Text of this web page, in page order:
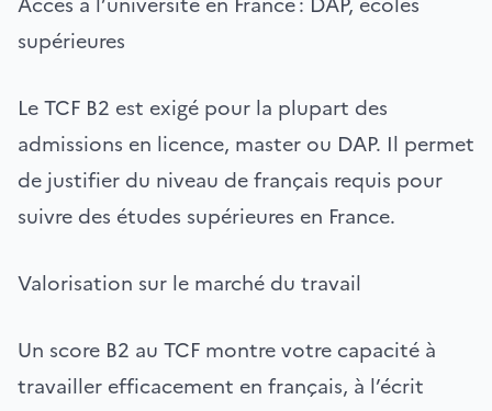
supérieures
Le TCF B2 est exigé pour la plupart des
admissions en licence, master ou DAP. Il permet
de justifier du niveau de français requis pour
suivre des études supérieures en France.
Valorisation sur le marché du travail
Un score B2 au TCF montre votre capacité à
travailler efficacement en français, à l’écrit